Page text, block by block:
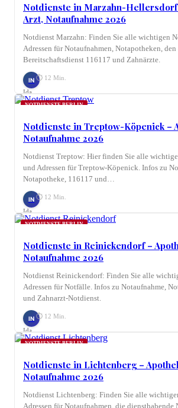
Notdienste in Marzahn-Hellersdorf
Arzt, Notaufnahme 2026
Notdienst Marzahn: Finden Sie alle wichtigen
Adressen für Notaufnahmen, Notapotheken,
Bereitschaftsdienst 116117 und Zahnärzte.
IN
Ida
Nagel
⏱ 12 Min.
NOTDIENSTE BERLIN
Notdienste in Treptow-Köpenick –
Notaufnahme 2026
Notdienst Treptow: Hier finden Sie alle
und Adressen für Treptow-Köpenick. Infos zu
Notapotheke, 116117 und…
IN
Ida
Nagel
⏱ 12 Min.
NOTDIENSTE BERLIN
Notdienste in Reinickendorf –
Notaufnahme 2026
Notdienst Reinickendorf: Finden Sie alle
Adressen für Notfälle. Infos zu Notaufnahme,
und Zahnarzt-Notdienst.
IN
Ida
Nagel
⏱ 12 Min.
NOTDIENSTE BERLIN
Notdienste in Lichtenberg –
Notaufnahme 2026
Notdienst Lichtenberg: Finden Sie alle
Adressen für Notaufnahmen, die diensthabende